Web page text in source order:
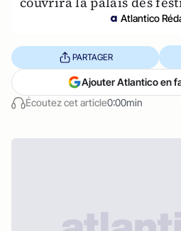
Atlantico
Écoutez cet article0:00min
PARTAGER
Ajouter Atlantico en